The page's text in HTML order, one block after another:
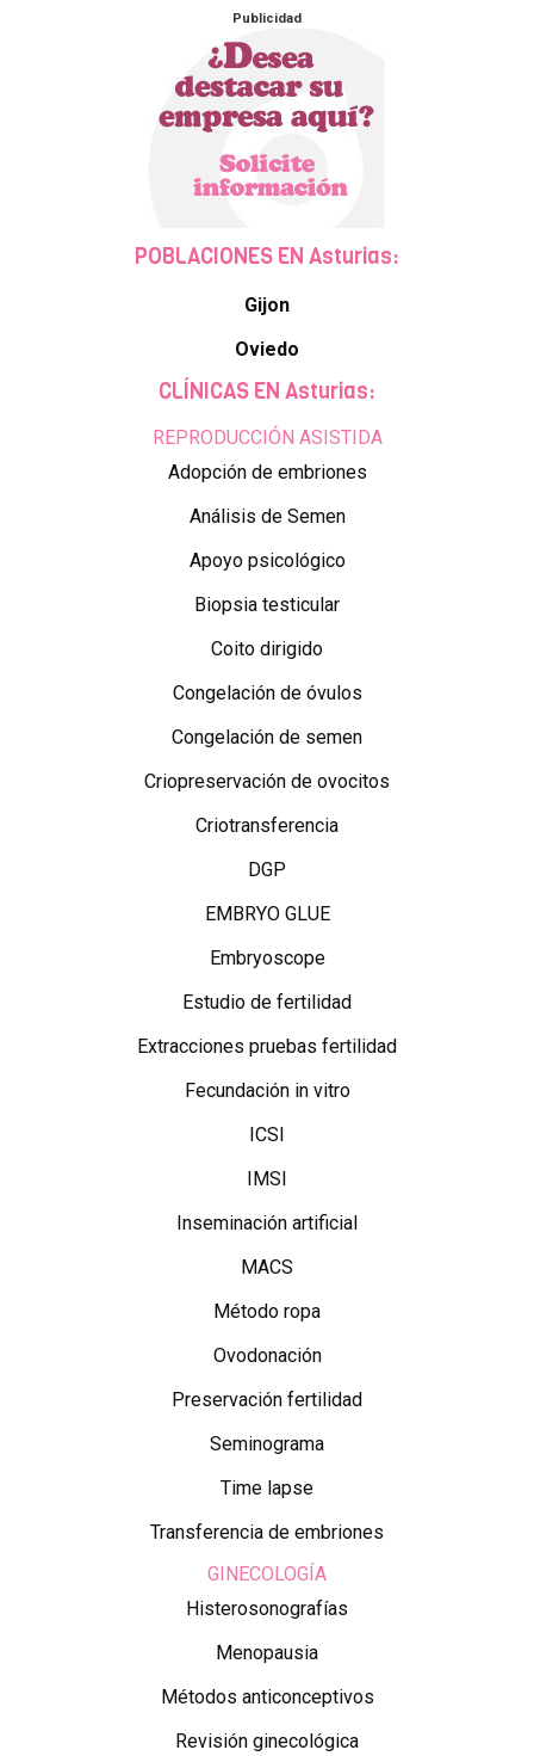
Publicidad
POBLACIONES EN Asturias:
Gijon
Oviedo
CLÍNICAS EN Asturias:
REPRODUCCIÓN ASISTIDA
Adopción de embriones
Análisis de Semen
Apoyo psicológico
Biopsia testicular
Coito dirigido
Congelación de óvulos
Congelación de semen
Criopreservación de ovocitos
Criotransferencia
DGP
EMBRYO GLUE
Embryoscope
Estudio de fertilidad
Extracciones pruebas fertilidad
Fecundación in vitro
ICSI
IMSI
Inseminación artificial
MACS
Método ropa
Ovodonación
Preservación fertilidad
Seminograma
Time lapse
Transferencia de embriones
GINECOLOGÍA
Histerosonografías
Menopausia
Métodos anticonceptivos
Revisión ginecológica